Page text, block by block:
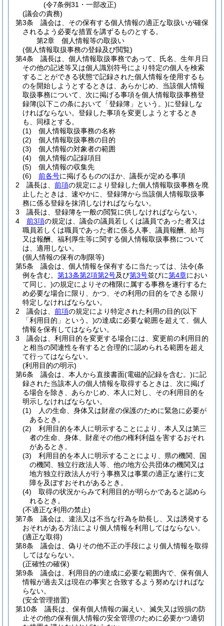
(令7条例31・一部改正)
(議会の責務)
第3条
議会は、その保有する個人情報の適正な取扱いが確保
されるよう必要な措置を講ずるものとする。
第2章
個人情報等の取扱い
(個人情報取扱事務の登録及び閲覧)
第4条
議長は、個人情報取扱事務であって、氏名、生年月日
その他の記述等又は個人識別符号により特定の個人を検索
することができる状態で記録された個人情報を使用するも
のを開始しようとするときは、あらかじめ、当該個人情報
取扱事務について、次に掲げる事項を個人情報取扱事務登
録簿(以下この条において「登録簿」という。)に登録しな
ければならない。 登録した事項を変更しようとするとき
も、同様とする。
(1)
個人情報取扱事務の名称
(2)
個人情報取扱事務の目的
(3)
個人情報の対象者の範囲
(4)
個人情報の記録項目
(5)
個人情報の収集先
(6)
前各号に掲げるもののほか、議長が定める事項
2
議長は、 前項の規定により登録した個人情報取扱事務を廃
止したときは、速やかに、登録簿から当該個人情報取扱事
務に係る登録を抹消しなければならない。
3
議長は、登録簿を一般の閲覧に供しなければならない。
4
前3項の規定は、議会の議員若しくは議員であった者又は
職員若しくは職員であった者に係る人事、議員報酬、給与
又は報酬、福利厚生等に関する個人情報取扱事務について
は、適用しない。
(個人情報の保有の制限等)
第5条
議会は、個人情報を保有するに当たっては、法令(条
例を含む。 第13条第2項第2号及び第3号並びに第4章におい
て同じ。)の規定によりその権限に属する事務を遂行するた
め必要な場合に限り、かつ、その利用の目的をできる限り
特定しなければならない。
2
議会は、 前項の規定により特定された利用の目的(以下
「利用目的」という。)の達成に必要な範囲を超えて、個人
情報を保有してはならない。
3
議会は、利用目的を変更する場合には、変更前の利用目的
と相当の関連性を有すると合理的に認められる範囲を超え
て行ってはならない。
(利用目的の明示)
第6条
議会は、本人から直接書面(電磁的記録を含む。)に記
録された当該本人の個人情報を取得するときは、次に掲げ
る場合を除き、あらかじめ、本人に対し、その利用目的を
明示しなければならない。
(1)
人の生命、身体又は財産の保護のために緊急に必要が
あるとき。
(2)
利用目的を本人に明示することにより、本人又は第三
者の生命、身体、財産その他の権利利益を害するおそれ
があるとき。
(3)
利用目的を本人に明示することにより、県の機関、国
の機関、独立行政法人等、他の地方公共団体の機関又は
地方独立行政法人が行う事務又は事業の適正な遂行に支
障を及ぼすおそれがあるとき。
(4)
取得の状況からみて利用目的が明らかであると認めら
れるとき。
(不適正な利用の禁止)
第7条
議会は、違法又は不当な行為を助長し、又は誘発する
おそれがある方法により個人情報を利用してはならない。
(適正な取得)
第8条
議会は、偽りその他不正の手段により個人情報を取得
してはならない。
(正確性の確保)
第9条
議会は、利用目的の達成に必要な範囲内で、保有個人
情報が過去又は現在の事実と合致するよう努めなければな
らない。
(安全管理措置)
第10条
議長は、保有個人情報の漏えい、滅失又は毀損の防
止その他の保有個人情報の安全管理のために必要かつ適切